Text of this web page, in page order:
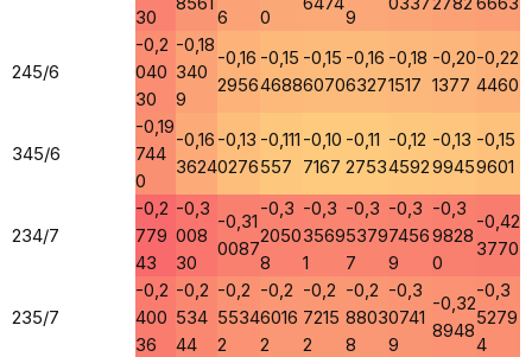
30
6
0
9
245/6
-0,2
040
30
-0,18
340
9
-0,16
2956
-0,15
4688
-0,15
6070
-0,16
6327
-0,18
1517
-0,20
1377
-0,22
4460
345/6
-0,19
744
0
-0,16
3624
-0,13
0276
-0,111
557
-0,10
7167
-0,11
2753
-0,12
4592
-0,13
9945
-0,15
9601
234/7
-0,2
779
43
-0,3
008
30
-0,31
0087
-0,3
2050
8
-0,3
3569
1
-0,3
5379
7
-0,3
7456
9
-0,3
9828
0
-0,42
3770
235/7
-0,2
400
36
-0,2
534
44
-0,2
5534
2
-0,2
6016
2
-0,2
7215
2
-0,2
8803
8
-0,3
0741
9
-0,32
8948
-0,3
5279
4